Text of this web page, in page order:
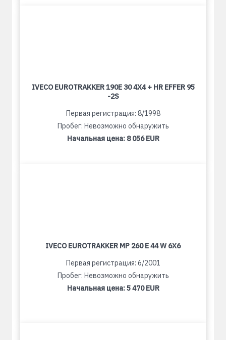
IVECO EUROTRAKKER 190E 30 4X4 + HR EFFER 95
-2S
Первая регистрация: 8/1998
Пробег: Невозможно обнаружить
Начальная цена: 8 056 EUR
IVECO EUROTRAKKER MP 260 E 44 W 6X6
Первая регистрация: 6/2001
Пробег: Невозможно обнаружить
Начальная цена:5 470 EUR